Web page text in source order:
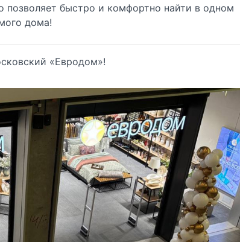
быстро и комфортно найти в одном
дома!
«Евродом»!